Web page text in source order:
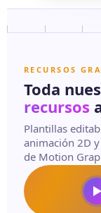
RECURSOS
Toda
recursos
Plantillas
animación 2D
de Motion